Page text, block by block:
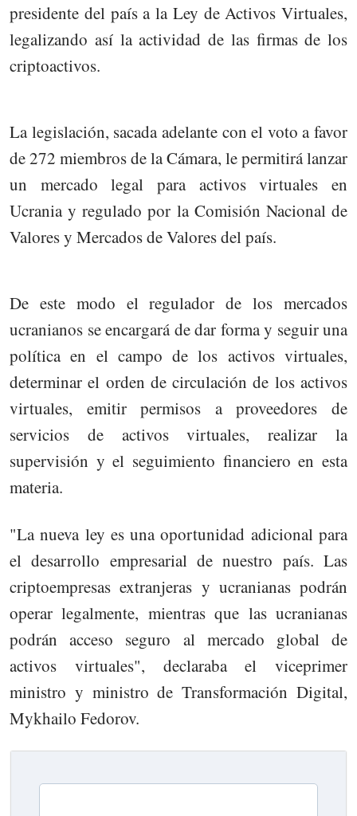
presidente del país a la Ley de Activos Virtuales,
legalizando así la actividad de las firmas de los
criptoactivos.
La legislación, sacada adelante con el voto a favor
de 272 miembros de la Cámara, le permitirá lanzar
un mercado legal para activos virtuales en
Ucrania y regulado por la Comisión Nacional de
Valores y Mercados de Valores del país.
De este modo el regulador de los mercados
ucranianos se encargará de dar forma y seguir una
política en el campo de los activos virtuales,
determinar el orden de circulación de los activos
virtuales, emitir permisos a proveedores de
servicios de activos virtuales, realizar la
supervisión y el seguimiento financiero en esta
materia.
"La nueva ley es una oportunidad adicional para
el desarrollo empresarial de nuestro país. Las
criptoempresas extranjeras y ucranianas podrán
operar legalmente, mientras que las ucranianas
podrán acceso seguro al mercado global de
activos virtuales", declaraba el viceprimer
ministro y ministro de Transformación Digital,
Mykhailo Fedorov.